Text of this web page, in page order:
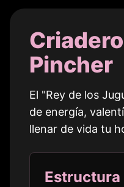
Pincher
El "Rey de los
de energía,
llenar de vida tu
Estructura